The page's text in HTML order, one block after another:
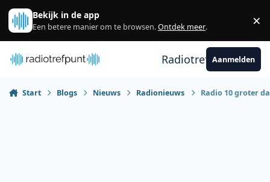
Spring naar bijdragen
Bekijk in de app
Een betere manier om te browsen.Ontdek meer. ×
RadiotrefpuntAanmelden
Start Blogs Nieuws Radionieuws Radio 10 groter